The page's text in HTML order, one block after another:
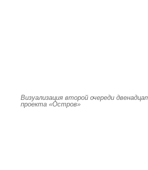
Визуализация второй очереди
проекта «Остров»